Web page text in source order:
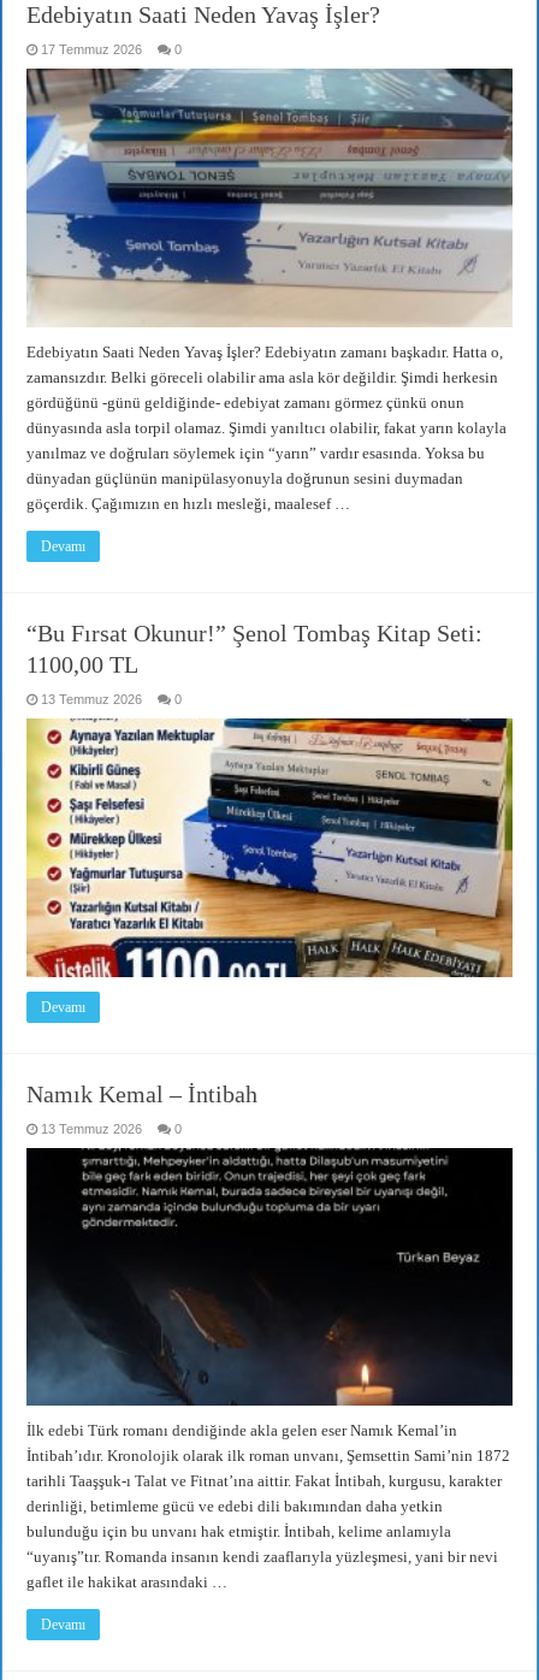
Edebiyatın Saati Neden Yavaş İşler?
17 Temmuz 2026 0
Edebiyatın Saati Neden Yavaş İşler? Edebiyatın zamanı başkadır. Hatta o,
zamansızdır. Belki göreceli olabilir ama asla kör değildir. Şimdi herkesin
gördüğünü -günü geldiğinde- edebiyat zamanı görmez çünkü onun
dünyasında asla torpil olamaz. Şimdi yanıltıcı olabilir, fakat yarın kolayla
yanılmaz ve doğruları söylemek için “yarın” vardır esasında. Yoksa bu
dünyadan güçlünün manipülasyonuyla doğrunun sesini duymadan
göçerdik. Çağımızın en hızlı mesleği, maalesef …
Devamı
“Bu Fırsat Okunur!” Şenol Tombaş Kitap Seti:
1100,00 TL
13 Temmuz 2026 0
Devamı
Namık Kemal – İntibah
13 Temmuz 2026 0
İlk edebi Türk romanı dendiğinde akla gelen eser Namık Kemal’in
İntibah’ıdır. Kronolojik olarak ilk roman unvanı, Şemsettin Sami’nin 1872
tarihli Taaşşuk-ı Talat ve Fitnat’ına aittir. Fakat İntibah, kurgusu, karakter
derinliği, betimleme gücü ve edebi dili bakımından daha yetkin
bulunduğu için bu unvanı hak etmiştir. İntibah, kelime anlamıyla
“uyanış”tır. Romanda insanın kendi zaaflarıyla yüzleşmesi, yani bir nevi
gaflet ile hakikat arasındaki …
Devamı